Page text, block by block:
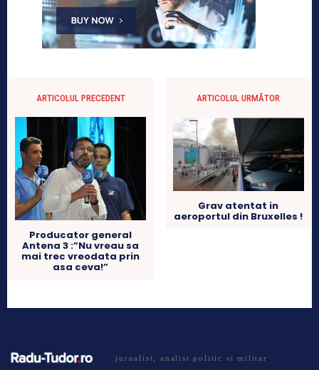
ARTICOLUL PRECEDENT
Producator general
Antena 3 :”Nu vreau sa
mai trec vreodata prin
asa ceva!”
ARTICOLUL URMĂTOR
Grav atentat in
aeroportul din Bruxelles !
jurnalist, analist politic si militar